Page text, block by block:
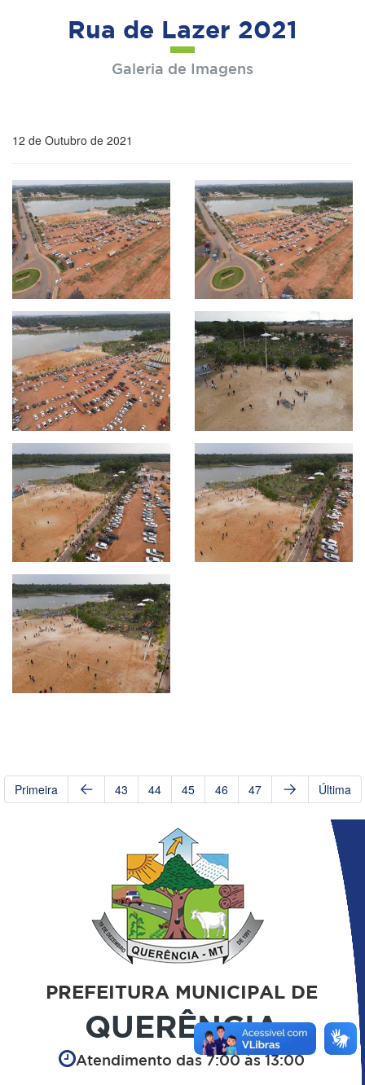
Rua de Lazer 2021
Galeria de Imagens
12 de Outubro de 2021
Primeira 43 44 45 46 47 Última
PREFEITURA MUNICIPAL DE
QUERÊNCIA
Atendimento das 7:00 às 13:00